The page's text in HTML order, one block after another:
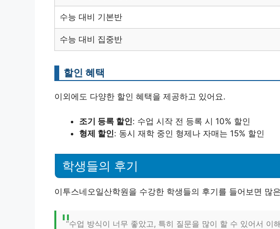
수능 대비 기본반
수능 대비 집중반
할인 혜택
이외에도 다양한 할인 혜택을 제공하고 있어요.
조기 등록 할인: 수업 시작 전 등록 시 10% 할인
형제 할인: 동시 재학 중인 형제나 자매는 15% 할인
학생들의 후기
이투스네오일산학원을 수강한 학생들의 후기를 들어보면 많
“수업 방식이 너무 좋았고, 특히 질문을 많이 할 수 있어서 이